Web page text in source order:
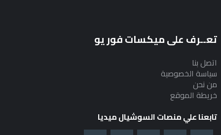
تعــرف على ميكسات فور يو
اتصل بنا
سياسة الخصوصية
من نحن
خريطة الموقع
تابعنا علي منصات السوشيال ميديا